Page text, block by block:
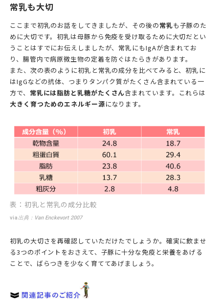
常乳も大切
ここまで初乳のお話をしてきましたが、その後の常乳も子豚のた
めに大切です。初乳は母豚から免疫を受け取るために大切だとい
うことはすでにお伝えしましたが、常乳にもIgAが含まれてお
り、腸管内で病原微生物の定着を防ぐはたらきがあります。
また、次の表のように初乳と常乳の成分を比べてみると、初乳に
はIgGなどの抗体、つまりタンパク質がたくさん含まれている一
方で、 常乳には脂肪と乳糖がたくさん含まれています。これらは
大きく育つためのエネルギー源になります。
表：初乳と常乳の成分比較
via 出典：Van Enckevort 2007
初乳の大切さを再確認していただけたでしょうか。確実に飲ませ
る3つのポイントをおさえて、子豚に十分な免疫と栄養をあげる
ことで、ばらつきを少なく育ててあげましょう。